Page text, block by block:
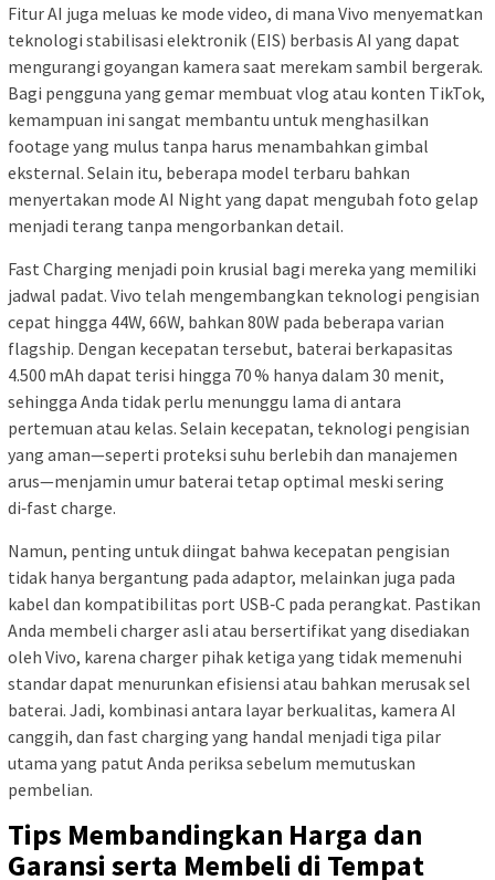
Fitur AI juga meluas ke mode video, di mana Vivo menyematkan
teknologi stabilisasi elektronik (EIS) berbasis AI yang dapat
mengurangi goyangan kamera saat merekam sambil bergerak.
Bagi pengguna yang gemar membuat vlog atau konten TikTok,
kemampuan ini sangat membantu untuk menghasilkan
footage yang mulus tanpa harus menambahkan gimbal
eksternal. Selain itu, beberapa model terbaru bahkan
menyertakan mode AI Night yang dapat mengubah foto gelap
menjadi terang tanpa mengorbankan detail.
Fast Charging menjadi poin krusial bagi mereka yang memiliki
jadwal padat. Vivo telah mengembangkan teknologi pengisian
cepat hingga 44W, 66W, bahkan 80W pada beberapa varian
flagship. Dengan kecepatan tersebut, baterai berkapasitas
4.500 mAh dapat terisi hingga 70 % hanya dalam 30 menit,
sehingga Anda tidak perlu menunggu lama di antara
pertemuan atau kelas. Selain kecepatan, teknologi pengisian
yang aman—seperti proteksi suhu berlebih dan manajemen
arus—menjamin umur baterai tetap optimal meski sering
di‑fast charge.
Namun, penting untuk diingat bahwa kecepatan pengisian
tidak hanya bergantung pada adaptor, melainkan juga pada
kabel dan kompatibilitas port USB‑C pada perangkat. Pastikan
Anda membeli charger asli atau bersertifikat yang disediakan
oleh Vivo, karena charger pihak ketiga yang tidak memenuhi
standar dapat menurunkan efisiensi atau bahkan merusak sel
baterai. Jadi, kombinasi antara layar berkualitas, kamera AI
canggih, dan fast charging yang handal menjadi tiga pilar
utama yang patut Anda periksa sebelum memutuskan
pembelian.
Tips Membandingkan Harga dan
Garansi serta Membeli di Tempat